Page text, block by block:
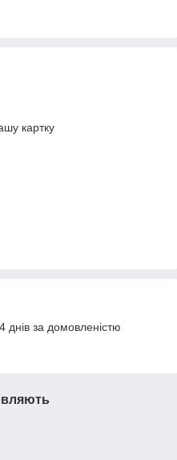
картку
за домовленістю